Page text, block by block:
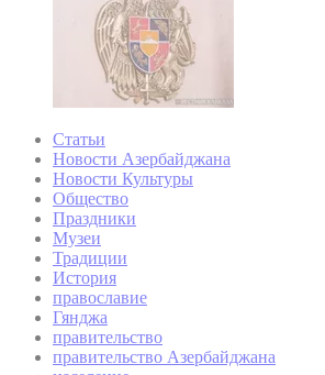
Статьи
Новости Азербайджана
Новости Культуры
Общество
Праздники
Музеи
Традиции
История
православие
Гянджа
правительство
правительство Азербайджана